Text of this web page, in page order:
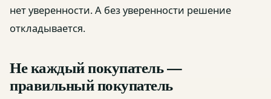
нет уверенности. А без уверенности решение
откладывается.
Не каждый покупатель —
правильный покупатель